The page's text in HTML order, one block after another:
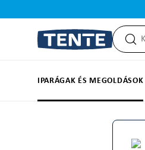
IPARÁGAK ÉS MEGOLDÁSOK